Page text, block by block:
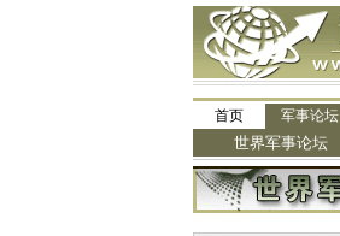
首页 军事论坛
世界军事论坛